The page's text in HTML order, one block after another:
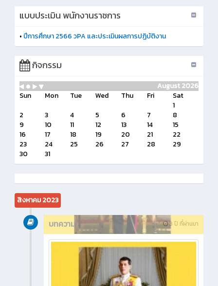
แบบประเมิน พนักงานราชการ
• ปีการศึกษา 2566 วPA และประเมินผลการปฏิบัติงาน
กิจกรรม
August 2026
Sun
Mon Tue Wed Thu Fri
Sat
1
2
3 4 5 6 7
8
9
10 11 12 13 14
15
16
17 18 19 20 21
22
23
24 25 26 27 28
29
30
31
สิงหาคม 2023
3 ปี ที่ผ่านมา
บทความ